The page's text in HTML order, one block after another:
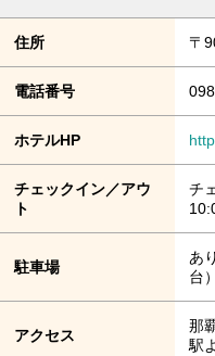
住所 〒
電話番号
ホテルHP
チェックイン／アウ
ト
チ
駐車場
あ
台）
アクセス
那
駅